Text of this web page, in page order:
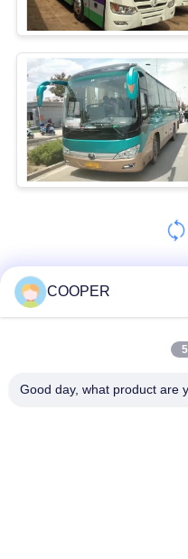
COOPER
Good day, what product are